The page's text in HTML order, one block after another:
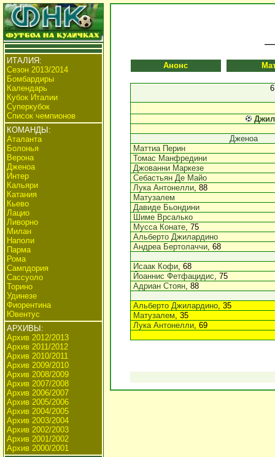
ИТАЛИЯ:
Сезон 2013/2014
Бомбардиры
Календарь
Кубок Италии
Суперкубок
Список чемпионов
КОМАНДЫ:
Аталанта
Болонья
Верона
Дженоа
Интер
Кальяри
Катания
Кьево
Лацио
Ливорно
Милан
Наполи
Парма
Рома
Сампдория
Сассуоло
Торино
Удинезе
Фиорентина
Ювентус
АРХИВЫ:
Архив 2012/2013
Архив 2011/2012
Архив 2010/2011
Архив 2009/2010
Архив 2008/2009
Архив 2007/2008
Архив 2006/2007
Архив 2005/2006
Архив 2004/2005
Архив 2003/2004
Архив 2002/2003
Архив 2001/2002
Архив 2000/2001
Анонс
Дженоа
Маттиа Перин
Томас Манфредини
Джованни Маркезе
Себастьян Де Майо
Лука Антонелли, 88
Матузалем
Давиде Бьондини
Шиме Врсалько
Мусса Конате, 75
Альберто Джилардино
Андреа Бертолаччи, 68
Исаак Кофи, 68
Йоаннис Фетфацидис, 75
Адриан Стоян, 88
Альберто Джилардино, 35
Матузалем, 35
Лука Антонелли, 69